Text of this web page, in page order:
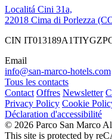
Localitá Cini 31a,
22018 Cima di Porlezza
CIN
Email
info@san-marco-hotels.com
Tous les contacts
Contact Offres Newsletter
Privacy Policy Cookie
Déclaration d'accessibilité
© 2026 Parco San Marco
This site is protected by